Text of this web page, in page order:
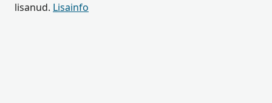
lisanud. Lisainfo